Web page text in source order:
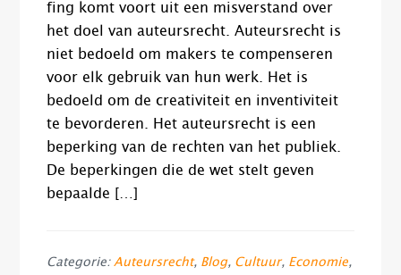
fing komt voort uit een misverstand over
het doel van auteursrecht. Auteursrecht is
niet bedoeld om makers te compenseren
voor elk gebruik van hun werk. Het is
bedoeld om de creativiteit en inventiviteit
te bevorderen. Het auteursrecht is een
beperking van de rechten van het publiek.
De beperkingen die de wet stelt geven
bepaalde […]
Categorie:Auteursrecht, Blog, Cultuur, Economie,